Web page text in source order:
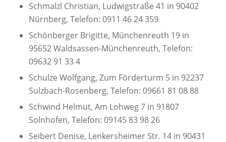
Schmalzl Christian, Ludwigstraße 41 in 90402
Nürnberg, Telefon: 0911 46 24 359
Schönberger Brigitte, Münchenreuth 19 in
95652 Waldsassen-Münchenreuth, Telefon:
09632 91 33 4
Schulze Wolfgang, Zum Förderturm 5 in 92237
Sulzbach-Rosenberg, Telefon: 09661 81 08 88
Schwind Helmut, Am Lohweg 7 in 91807
Solnhofen, Telefon: 09145 83 98 26
Seibert Denise, Lenkersheimer Str. 14 in 90431